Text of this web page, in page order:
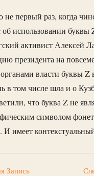
первый раз, когда
об использовании буквы
активист Алексей
президента на
власти буквы
в том числе шла и о
что буква Z не
символом
И имеет
Запись